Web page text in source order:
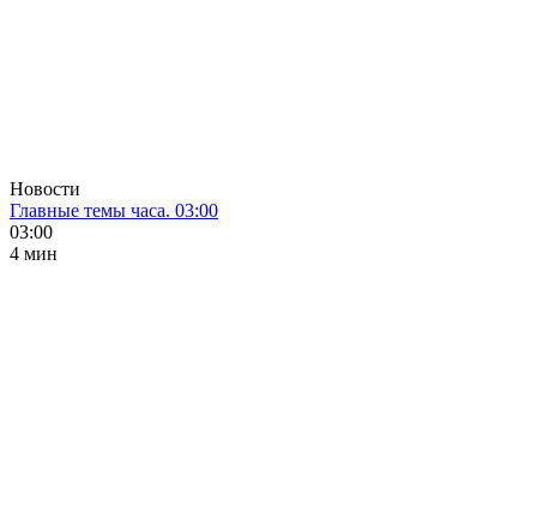
Новости
Главные темы часа. 03:00
03:00
4 мин